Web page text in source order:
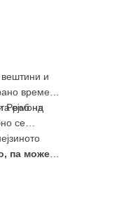
вештини и
време
роб на
Рејмонд
се
па можеби